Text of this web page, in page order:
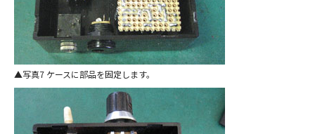
写真7 ケースに部品を固定します。